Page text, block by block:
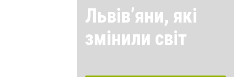
Львівʼяни, які
змінили світ